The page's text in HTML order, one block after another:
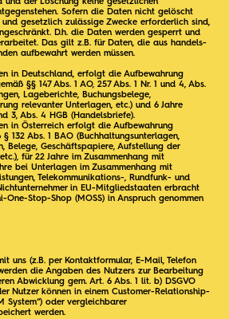
und der Löschung keine gesetzlichen
Sofern die Daten nicht gelöscht
gesetzlich zulässige Zwecke erforderlich sind,
D.h. die Daten werden gesperrt und
Das gilt z.B. für Daten, die aus handels-
aufbewahrt werden müssen.
in Deutschland, erfolgt die Aufbewahrung
§§ 147 Abs. 1 AO, 257 Abs. 1 Nr. 1 und 4, Abs.
Lageberichte, Buchungsbelege,
relevanter Unterlagen, etc.) und 6 Jahre
3, Abs. 4 HGB (Handelsbriefe).
in Österreich erfolgt die Aufbewahrung
132 Abs. 1 BAO (Buchhaltungsunterlagen,
Belege, Geschäftspapiere, Aufstellung der
für 22 Jahre im Zusammenhang mit
bei Unterlagen im Zusammenhang mit
Telekommunikations-, Rundfunk- und
in EU-Mitgliedstaaten erbracht
One-Stop-Shop (MOSS) in Anspruch genommen
uns (z.B. per Kontaktformular, E-Mail, Telefon
die Angaben des Nutzers zur Bearbeitung
Abwicklung gem. Art. 6 Abs. 1 lit. b) DSGVO
Nutzer können in einem Customer-Relationship-
System“) oder vergleichbarer
werden.